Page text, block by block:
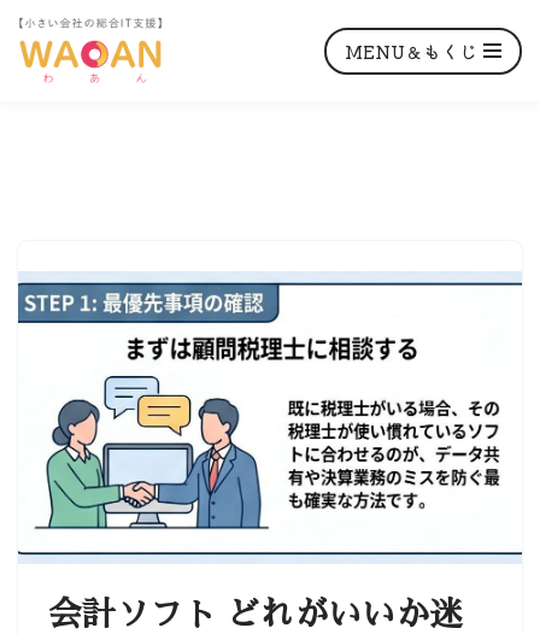
ン
ツ
MENU＆もくじ
会計ソフト どれがいいか迷